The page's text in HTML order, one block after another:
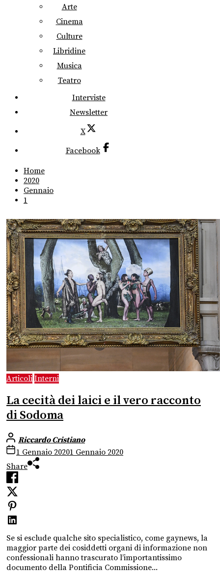
Arte
Cinema
Culture
Libridine
Musica
Teatro
Interviste
Newsletter
X
Facebook
Home
2020
Gennaio
1
Articoli Interni
La cecità dei laici e il vero racconto
di Sodoma
Riccardo Cristiano
1 Gennaio 20201 Gennaio 2020
Share
Se si esclude qualche sito specialistico, come gaynews, la
maggior parte dei cosiddetti organi di informazione non
confessionali hanno trascurato l’importantissimo
documento della Pontificia Commissione...